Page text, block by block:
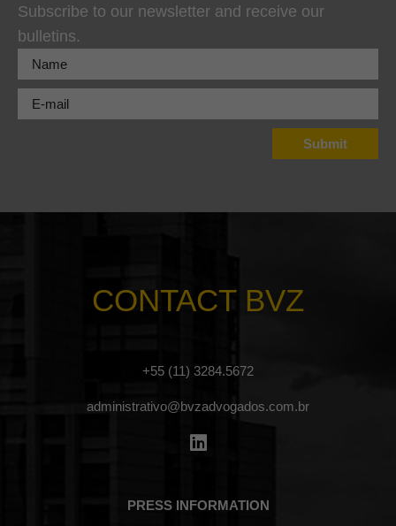
Subscribe to our newsletter and receive our
bulletins.
CONTACT BVZ
+55 (11) 3284.5672
administrativo@bvzadvogados.com.br
PRESS INFORMATION